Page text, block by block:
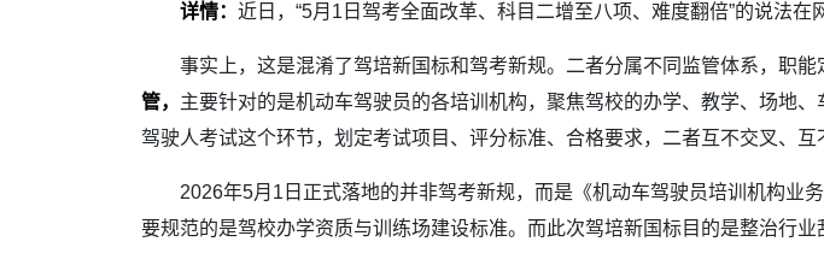
详情： 近日，“5月1日驾考全面改革、科目二增至八项、难度翻倍”的说法
事实上，这是混淆了驾培新国标和驾考新规。二者分属不同监管体系，职能
管， 主要针对的是机动车驾驶员的各培训机构，聚焦驾校的办学、教学、场地、
驾驶人考试这个环节，划定考试项目、评分标准、合格要求，二者互不交叉、互
2026年5月1日正式落地的并非驾考新规，而是《机动车驾驶员培训机构业
要规范的是驾校办学资质与训练场建设标准。而此次驾培新国标目的是整治行业